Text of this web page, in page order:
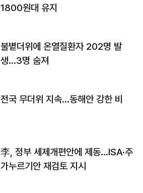
1800원대 유지
불볕더위에 온열질환자 202명 발
생…3명 숨져
전국 무더위 지속…동해안 강한 비
李, 정부 세제개편안에 제동…ISA·주
가누르기안 재검토 지시